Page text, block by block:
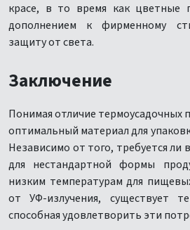
красе, в то время как цветные
дополнением к фирменному
защиту от света.
Заключение
Понимая отличие термоусадочных
оптимальный материал для
Независимо от того, требуется ли
для нестандартной формы
низким температурам для
от УФ-излучения, существует
способная удовлетворить эти